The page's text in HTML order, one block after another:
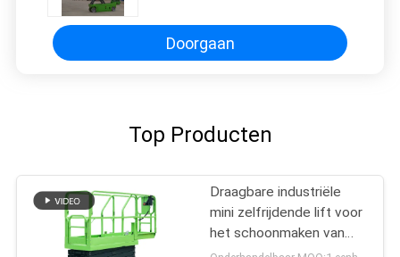
Doorgaan
Top Producten
Draagbare industriële
mini zelfrijdende lift voor
het schoonmaken van
verf